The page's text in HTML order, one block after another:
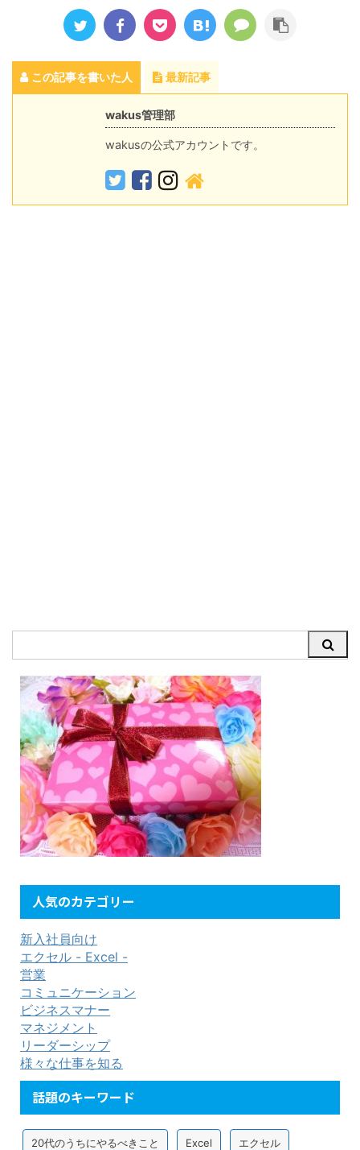
この記事を書いた人 最新記事
wakus管理部
wakusの公式アカウントです。
人気のカテゴリー
新入社員向け
エクセル - Excel -
営業
コミュニケーション
ビジネスマナー
マネジメント
リーダーシップ
様々な仕事を知る
話題のキーワード
20代のうちにやるべきこと Excel エクセル